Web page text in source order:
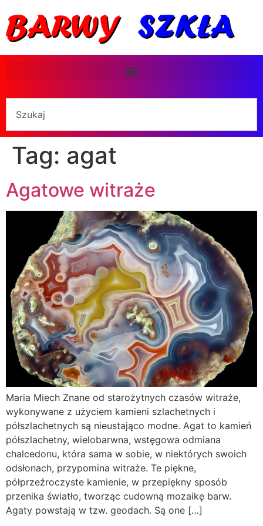
Tag: agat
Agatowe witraże
Maria Miech Znane od starożytnych czasów witraże,
wykonywane z użyciem kamieni szlachetnych i
półszlachetnych są nieustająco modne. Agat to kamień
półszlachetny, wielobarwna, wstęgowa odmiana
chalcedonu, która sama w sobie, w niektórych swoich
odsłonach, przypomina witraże. Te piękne,
półprzeźroczyste kamienie, w przepiękny sposób
przenika światło, tworząc cudowną mozaikę barw.
Agaty powstają w tzw. geodach. Są one […]